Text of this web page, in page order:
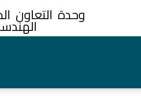
وحدة التعاون